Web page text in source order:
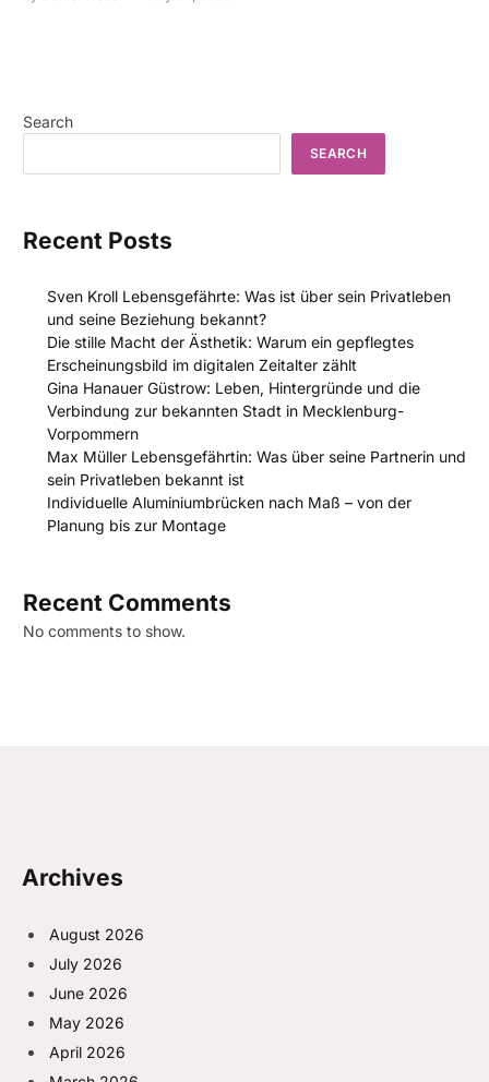
Search
SEARCH
Recent Posts
Sven Kroll Lebensgefährte: Was ist über sein Privatleben
und seine Beziehung bekannt?
Die stille Macht der Ästhetik: Warum ein gepflegtes
Erscheinungsbild im digitalen Zeitalter zählt
Gina Hanauer Güstrow: Leben, Hintergründe und die
Verbindung zur bekannten Stadt in Mecklenburg-
Vorpommern
Max Müller Lebensgefährtin: Was über seine Partnerin und
sein Privatleben bekannt ist
Individuelle Aluminiumbrücken nach Maß – von der
Planung bis zur Montage
Recent Comments
No comments to show.
Archives
August 2026
July 2026
June 2026
May 2026
April 2026